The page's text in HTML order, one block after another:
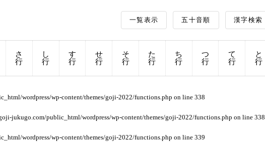
一覧表示 五十音順 漢字検索
さ
行
し
行
す
行
せ
行
そ
行
た
行
ち
行
つ
行
て
行
と
行
wordpress/wp-content/themes/goji-2022/functions.php on line 338
jukugo.com/public_html/wordpress/wp-content/themes/goji-2022/functions.php on line 338
wordpress/wp-content/themes/goji-2022/functions.php on line 339